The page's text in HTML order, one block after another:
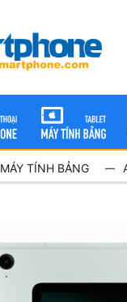
MÁY TÍNH BẢNG —